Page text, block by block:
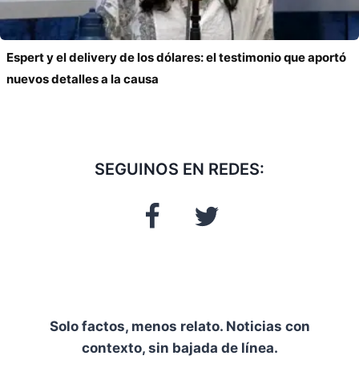
Espert y el delivery de los dólares: el testimonio que aportó
nuevos detalles a la causa
SEGUINOS EN REDES:
Solo factos, menos relato. Noticias con
contexto, sin bajada de línea.